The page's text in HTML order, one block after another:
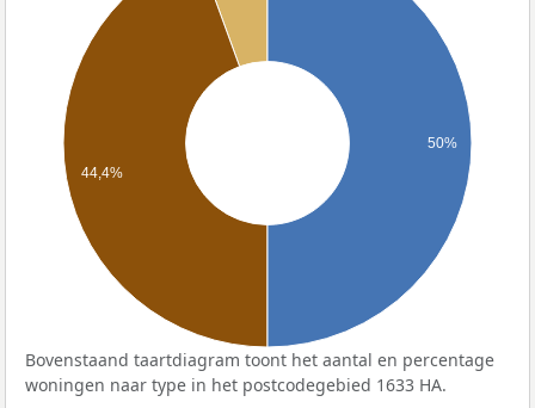
44,4%
50%
Bovenstaand taartdiagram toont het aantal en percentage
woningen naar type in het postcodegebied 1633 HA.